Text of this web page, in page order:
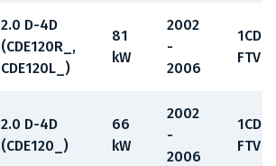
2.0 D-4D
(CDE120R_,
CDE120L_)
81
kW
2002
-
2006
1CD-
FTV
2.0 D-4D
(CDE120_)
66
kW
2002
-
2006
1CD-
FTV